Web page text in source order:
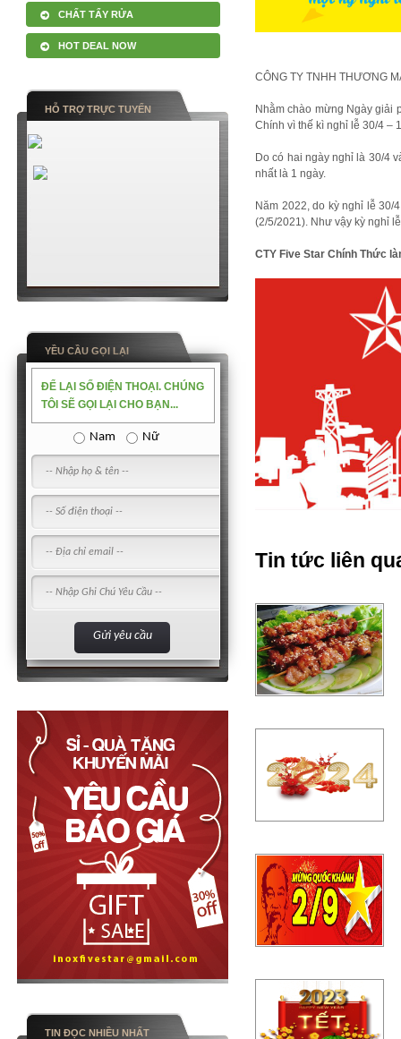
CHẤT TẨY RỬA
HOT DEAL NOW
HỖ TRỢ TRỰC TUYẾN
YỀU CẦU GỌI LẠI
ĐỂ LẠI SỐ ĐIỆN THOẠI. CHÚNG
TÔI SẼ GỌI LẠI CHO BẠN...
Nam Nữ
TIN ĐỌC NHIỀU NHẤT
CÔNG TY TNHH THƯƠNG
Nhằm chào mừng Ngày giải
Chính vì thế kì nghỉ lễ 30/4 –
Do có hai ngày nghỉ là 30/4
nhất là 1 ngày.
Năm 2022, do kỳ nghỉ lễ
(2/5/2021). Như vậy kỳ nghỉ
CTY Five Star Chính Thức
Tin tức liên